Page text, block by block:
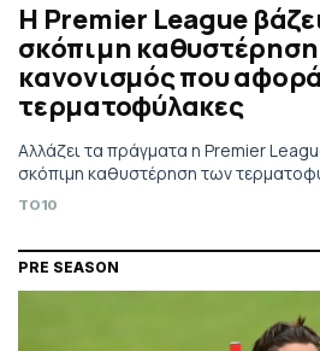
Η Premier League
σκόπιμη
κανονισμός που
τερματοφύλακες
Aλλάζει τα πράγματα η Premier
σκόπιμη καθυστέρηση των
TO10
PRE SEASON